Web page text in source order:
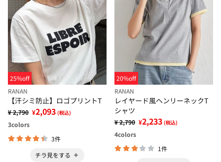
25%off
RANAN
【汗シミ防止】ロゴプリントT
¥ 2,790 ¥2,093 (税込)
3colors
3件
チラ見をする
20%off
RANAN
レイヤード風ヘンリーネックT
シャツ
¥ 2,790 ¥2,233 (税込)
4colors
1件